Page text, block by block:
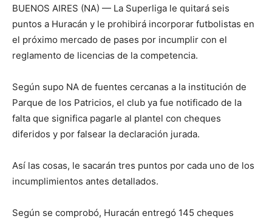
BUENOS AIRES (NA) — La Superliga le quitará seis
puntos a Huracán y le prohibirá incorporar futbolistas en
el próximo mercado de pases por incumplir con el
reglamento de licencias de la competencia.
Según supo NA de fuentes cercanas a la institución de
Parque de los Patricios, el club ya fue notificado de la
falta que significa pagarle al plantel con cheques
diferidos y por falsear la declaración jurada.
Así las cosas, le sacarán tres puntos por cada uno de los
incumplimientos antes detallados.
Según se comprobó, Huracán entregó 145 cheques